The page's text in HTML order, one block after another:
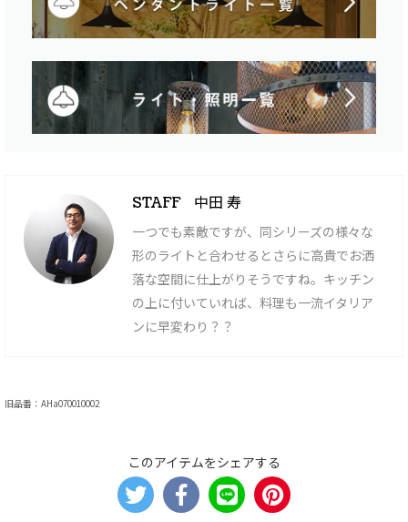
STAFF 中田 寿
一つでも素敵ですが、同シリーズの様々な
形のライトと合わせるとさらに高貴でお洒
落な空間に仕上がりそうですね。キッチン
の上に付いていれば、料理も一流イタリア
ンに早変わり？？
旧品番：AHa070010002
このアイテムをシェアする